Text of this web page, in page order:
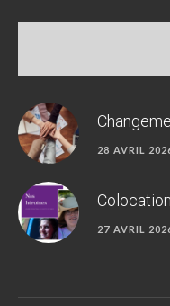
28 AVRIL
27 AVRIL